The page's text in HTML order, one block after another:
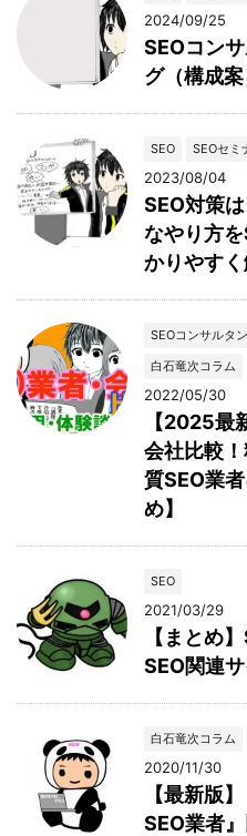
2024/09/25
SEOコン
グ（構成案
SEO SEOセミ
2023/08/04
SEO対策
なやり方
かりやす
SEOコンサルタ
白石竜次コラム
2022/05/30
【2025最
会社比較
質SEO業
め】
SEO
2021/03/29
【まとめ
SEO関連
白石竜次コラム
2020/11/30
【最新版
SEO業者